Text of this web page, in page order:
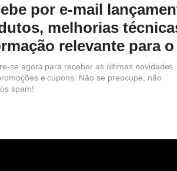
por e-mail
melhorias
relevante para
se agora para receber as últimas novidades
e cupons. Não se preocupe, não
spam!